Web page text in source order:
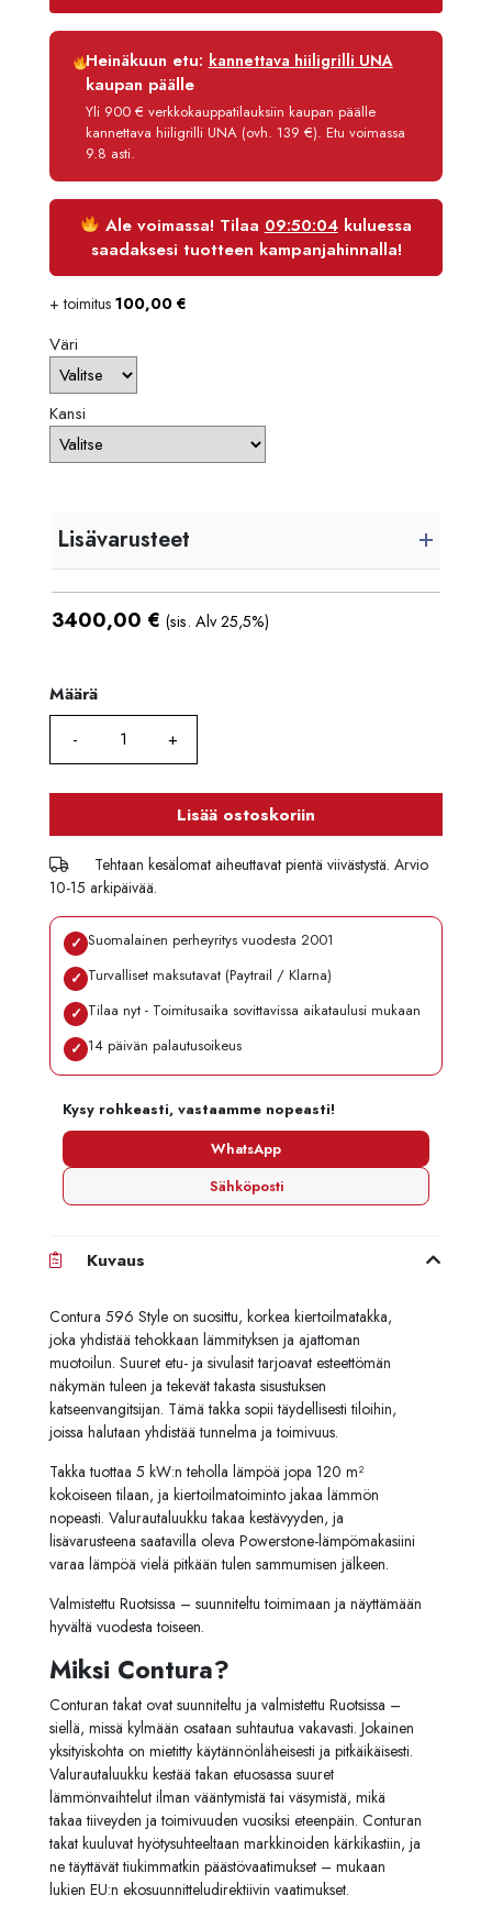
Luottoaika
12 kk
Korko
Käsittelymaksu
3,90 €/kk
Maksettava yhteensä
3 446,80 €
Heinäkuun etu: kannettava hiiligrilli UNA
kaupan päälle
Yli 900 € verkkokauppatilauksiin kaupan päälle
kannettava hiiligrilli UNA (ovh. 139 €). Etu voimassa
9.8 asti.
Ale voimassa! Tilaa 09:50:04kuluessa
saadaksesi tuotteen kampanjahinnalla!
+ toimitus 100,00 €
Väri
Kansi
Lisävarusteet
3400,00 € (sis. Alv 25,5%)
Määrä
Määrä
Lisää ostoskoriin
Tehtaan kesälomat aiheuttavat pientä viivästystä. Arvio
10-15 arkipäivää.
✓ Suomalainen perheyritys vuodesta 2001
✓ Turvalliset maksutavat (Paytrail / Klarna)
✓ Tilaa nyt - Toimitusaika sovittavissa aikataulusi mukaan
✓ 14 päivän palautusoikeus
Kysy rohkeasti, vastaamme nopeasti!
WhatsApp
Sähköposti
Kuvaus
Contura 596 Style on suosittu, korkea kiertoilmatakka,
joka yhdistää tehokkaan lämmityksen ja ajattoman
muotoilun. Suuret etu- ja sivulasit tarjoavat esteettömän
näkymän tuleen ja tekevät takasta sisustuksen
katseenvangitsijan. Tämä takka sopii täydellisesti tiloihin,
joissa halutaan yhdistää tunnelma ja toimivuus.
Takka tuottaa 5 kW:n teholla lämpöä jopa 120 m²
kokoiseen tilaan, ja kiertoilmatoiminto jakaa lämmön
nopeasti. Valurautaluukku takaa kestävyyden, ja
lisävarusteena saatavilla oleva Powerstone-lämpömakasiini
varaa lämpöä vielä pitkään tulen sammumisen jälkeen.
Valmistettu Ruotsissa – suunniteltu toimimaan ja näyttämään
hyvältä vuodesta toiseen.
Miksi Contura?
Conturan takat ovat suunniteltu ja valmistettu Ruotsissa –
siellä, missä kylmään osataan suhtautua vakavasti. Jokainen
yksityiskohta on mietitty käytännönläheisesti ja pitkäikäisesti.
Valurautaluukku kestää takan etuosassa suuret
lämmönvaihtelut ilman vääntymistä tai väsymistä, mikä
takaa tiiveyden ja toimivuuden vuosiksi eteenpäin. Conturan
takat kuuluvat hyötysuhteeltaan markkinoiden kärkikastiin, ja
ne täyttävät tiukimmatkin päästövaatimukset – mukaan
lukien EU:n ekosuunnitteludirektiivin vaatimukset.